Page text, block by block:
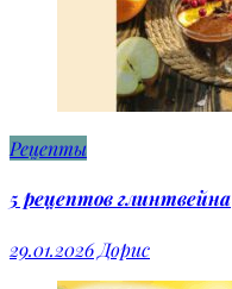
Рецепты
5 рецептов глинтвейна
29.01.2026 Дорис